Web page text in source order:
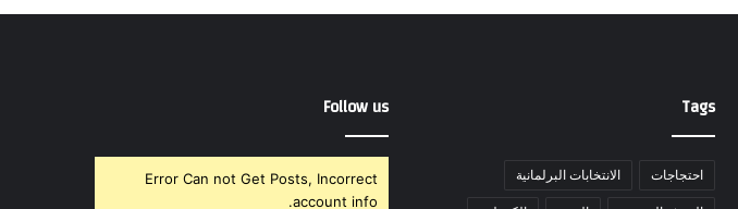
Tags
احتجاجات الانتخابات البرلمانية
Follow us
Error Can not Get Posts, Incorrect
account info.